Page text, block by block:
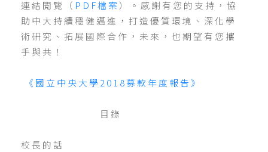
連結閱覽（ PDF檔案）。感謝有您的支持，協
助中大持續穩健邁進，打造優質環境、深化學
術研究、拓展國際合作，未來，也期望有您攜
手與共！
《國立中央大學2018募款年度報告》
目錄
校長的話